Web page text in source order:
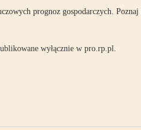
prognoz gospodarczych. Poznaj
wyłącznie w pro.rp.pl.